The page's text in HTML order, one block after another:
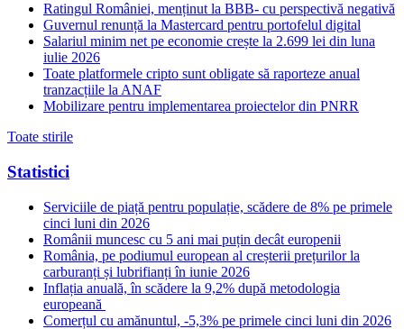
Ratingul României, menținut la BBB- cu perspectivă negativă
Guvernul renunță la Mastercard pentru portofelul digital
Salariul minim net pe economie crește la 2.699 lei din luna
iulie 2026
Toate platformele cripto sunt obligate să raporteze anual
tranzacțiile la ANAF
Mobilizare pentru implementarea proiectelor din PNRR
Toate stirile
Statistici
Serviciile de piață pentru populație, scădere de 8% pe primele
cinci luni din 2026
Românii muncesc cu 5 ani mai puțin decât europenii
România, pe podiumul european al creșterii prețurilor la
carburanți și lubrifianți în iunie 2026
Inflația anuală, în scădere la 9,2% după metodologia
europeană
Comerțul cu amănuntul, -5,3% pe primele cinci luni din 2026